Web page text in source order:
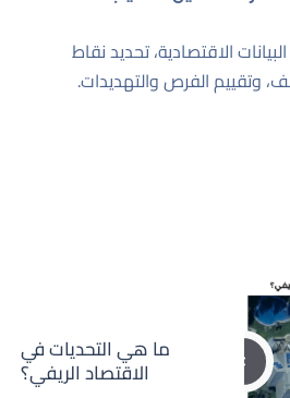
الاقتصادية، تحديد نقاط
وتقييم الفرص والتهديدات.
ما هي التحديات في
الاقتصاد الريفي؟